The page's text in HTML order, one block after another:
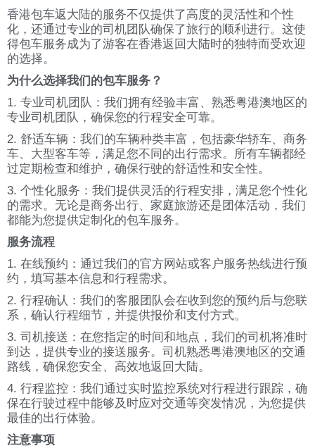
香港包车返大陆的服务不仅提供了高度的灵活性和个性
化，还通过专业的司机团队确保了旅行的顺利进行。这使
得包车服务成为了游客在香港返回大陆时的独特而受欢迎
的选择。
为什么选择我们的包车服务？
1. 专业司机团队：我们拥有经验丰富、熟悉粤港澳地区的
专业司机团队，确保您的行程安全可靠。
2. 舒适车辆：我们的车辆种类丰富，包括豪华轿车、商务
车、大型客车等，满足您不同的出行需求。所有车辆都经
过定期检查和维护，确保行驶的舒适性和安全性。
3. 个性化服务：我们提供灵活的行程安排，满足您个性化
的需求。无论是商务出行、家庭旅游还是团体活动，我们
都能为您提供定制化的包车服务。
服务流程
1. 在线预约：通过我们的官方网站或客户服务热线进行预
约，填写基本信息和行程需求。
2. 行程确认：我们的客服团队会在收到您的预约后与您联
系，确认行程细节，并提供报价和支付方式。
3. 司机接送：在您指定的时间和地点，我们的司机将准时
到达，提供专业的接送服务。司机熟悉粤港澳地区的交通
路线，确保您安全、高效地返回大陆。
4. 行程监控：我们通过实时监控系统对行程进行跟踪，确
保在行驶过程中能够及时应对交通等突发情况，为您提供
最佳的出行体验。
注意事项